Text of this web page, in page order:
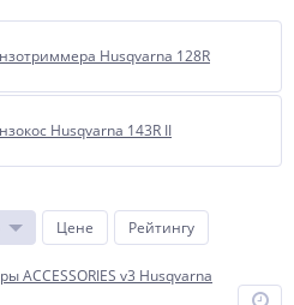
Husqvarna 128R
Husqvarna 143R II
Цене Рейтингу
ACCESSORIES v3 Husqvarna